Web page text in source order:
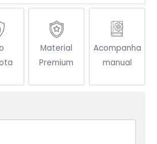
Material
Premium
Acompanha
manual